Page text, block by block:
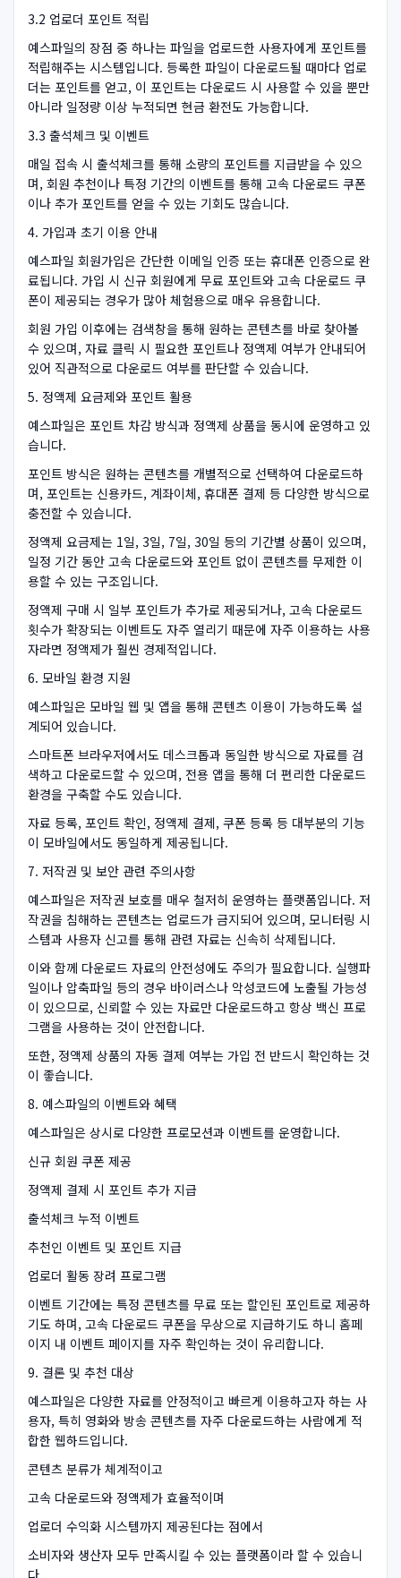
3.2 업로더 포인트 적립
예스파일의 장점 중 하나는 파일을 업로드한 사용자에게 포인트를
적립해주는 시스템입니다. 등록한 파일이 다운로드될 때마다 업로
더는 포인트를 얻고, 이 포인트는 다운로드 시 사용할 수 있을 뿐만
아니라 일정량 이상 누적되면 현금 환전도 가능합니다.
3.3 출석체크 및 이벤트
매일 접속 시 출석체크를 통해 소량의 포인트를 지급받을 수 있으
며, 회원 추천이나 특정 기간의 이벤트를 통해 고속 다운로드 쿠폰
이나 추가 포인트를 얻을 수 있는 기회도 많습니다.
4. 가입과 초기 이용 안내
예스파일 회원가입은 간단한 이메일 인증 또는 휴대폰 인증으로 완
료됩니다. 가입 시 신규 회원에게 무료 포인트와 고속 다운로드 쿠
폰이 제공되는 경우가 많아 체험용으로 매우 유용합니다.
회원 가입 이후에는 검색창을 통해 원하는 콘텐츠를 바로 찾아볼
수 있으며, 자료 클릭 시 필요한 포인트나 정액제 여부가 안내되어
있어 직관적으로 다운로드 여부를 판단할 수 있습니다.
5. 정액제 요금제와 포인트 활용
예스파일은 포인트 차감 방식과 정액제 상품을 동시에 운영하고 있
습니다.
포인트 방식은 원하는 콘텐츠를 개별적으로 선택하여 다운로드하
며, 포인트는 신용카드, 계좌이체, 휴대폰 결제 등 다양한 방식으로
충전할 수 있습니다.
정액제 요금제는 1일, 3일, 7일, 30일 등의 기간별 상품이 있으며,
일정 기간 동안 고속 다운로드와 포인트 없이 콘텐츠를 무제한 이
용할 수 있는 구조입니다.
정액제 구매 시 일부 포인트가 추가로 제공되거나, 고속 다운로드
횟수가 확장되는 이벤트도 자주 열리기 때문에 자주 이용하는 사용
자라면 정액제가 훨씬 경제적입니다.
6. 모바일 환경 지원
예스파일은 모바일 웹 및 앱을 통해 콘텐츠 이용이 가능하도록 설
계되어 있습니다.
스마트폰 브라우저에서도 데스크톱과 동일한 방식으로 자료를 검
색하고 다운로드할 수 있으며, 전용 앱을 통해 더 편리한 다운로드
환경을 구축할 수도 있습니다.
자료 등록, 포인트 확인, 정액제 결제, 쿠폰 등록 등 대부분의 기능
이 모바일에서도 동일하게 제공됩니다.
7. 저작권 및 보안 관련 주의사항
예스파일은 저작권 보호를 매우 철저히 운영하는 플랫폼입니다. 저
작권을 침해하는 콘텐츠는 업로드가 금지되어 있으며, 모니터링 시
스템과 사용자 신고를 통해 관련 자료는 신속히 삭제됩니다.
이와 함께 다운로드 자료의 안전성에도 주의가 필요합니다. 실행파
일이나 압축파일 등의 경우 바이러스나 악성코드에 노출될 가능성
이 있으므로, 신뢰할 수 있는 자료만 다운로드하고 항상 백신 프로
그램을 사용하는 것이 안전합니다.
또한, 정액제 상품의 자동 결제 여부는 가입 전 반드시 확인하는 것
이 좋습니다.
8. 예스파일의 이벤트와 혜택
예스파일은 상시로 다양한 프로모션과 이벤트를 운영합니다.
신규 회원 쿠폰 제공
정액제 결제 시 포인트 추가 지급
출석체크 누적 이벤트
추천인 이벤트 및 포인트 지급
업로더 활동 장려 프로그램
이벤트 기간에는 특정 콘텐츠를 무료 또는 할인된 포인트로 제공하
기도 하며, 고속 다운로드 쿠폰을 무상으로 지급하기도 하니 홈페
이지 내 이벤트 페이지를 자주 확인하는 것이 유리합니다.
9. 결론 및 추천 대상
예스파일은 다양한 자료를 안정적이고 빠르게 이용하고자 하는 사
용자, 특히 영화와 방송 콘텐츠를 자주 다운로드하는 사람에게 적
합한 웹하드입니다.
콘텐츠 분류가 체계적이고
고속 다운로드와 정액제가 효율적이며
업로더 수익화 시스템까지 제공된다는 점에서
소비자와 생산자 모두 만족시킬 수 있는 플랫폼이라 할 수 있습니
다.